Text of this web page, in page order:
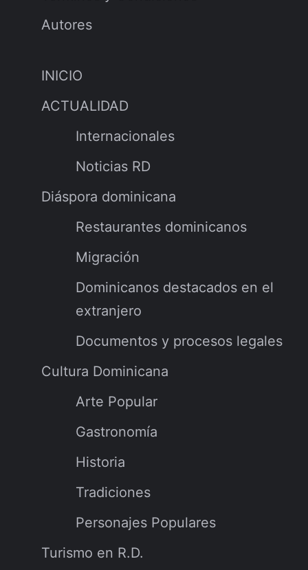
Autores
INICIO
ACTUALIDAD
Internacionales
Noticias RD
Diáspora dominicana
Restaurantes dominicanos
Migración
Dominicanos destacados en el
extranjero
Documentos y procesos legales
Cultura Dominicana
Arte Popular
Gastronomía
Historia
Tradiciones
Personajes Populares
Turismo en R.D.